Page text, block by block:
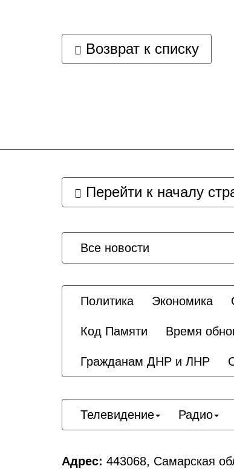
Возврат к списку
Перейти к началу
Все новости
Политика Экономика
Код Памяти Время
Гражданам ДНР и ЛНР
Телевидение Радио
Адрес: 443068, Самарская